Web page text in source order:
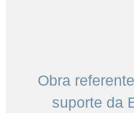
Obra
suporte da